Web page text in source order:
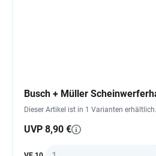
Busch + Müller
Dieser Artikel ist in 1 Varianten erhältlich.
UVP 8,90 €
Anzahl